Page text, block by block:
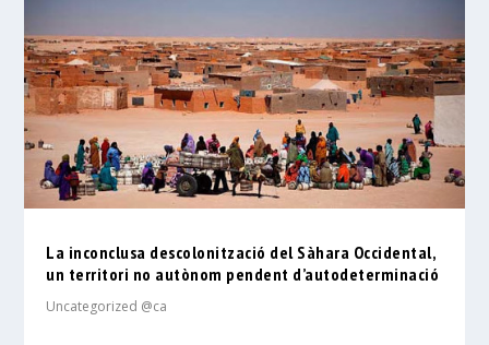
La inconclusa descolonització del Sàhara Occidental,
un territori no autònom pendent d’autodeterminació
Uncategorized @ca